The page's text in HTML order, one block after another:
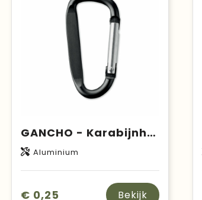
GANCHO - Karabijnhaak van aluminium.
Aluminium
€ 0,25 Bekijk